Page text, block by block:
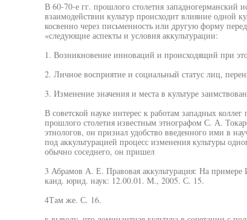
В 60-70-е гг. прошлого столетия западногерманский
взаимодействии культур происходит влияние одной
косвенно через письменность или другую форму
«следующие аспекты и условия аккультурации:
1. Возникновение инноваций и происходящий при
2. Личное восприятие и социальный статус лиц,
3. Изменение значения и места в культуре
В советской науке интерес к работам западных
прошлого столетия известным этнографом С. А.
этнологов, он признал удобство введенного ими в
под аккультурацией процесс изменения культуры
обычно соседнего, он пришел
3 Абрамов А. Е. Правовая аккультурация: На
канд. юрид. наук: 12.00.01. М., 2005. С. 15.
4Там же. С. 16.